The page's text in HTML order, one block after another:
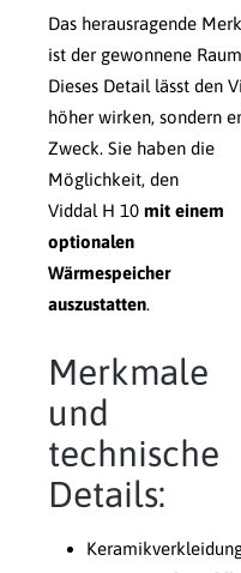
Das herausragende
ist der gewonnene
Dieses Detail lässt den
höher wirken, sondern
Zweck. Sie haben die
Möglichkeit, den
Viddal H 10 mit einem
optionalen
Wärmespeicher
auszustatten.
Merkmale
und
technische
Details: